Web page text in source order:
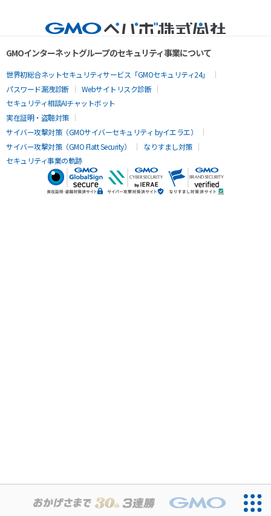
GMOインターネットグループのセキュリティ事業について
世界初総合ネットセキュリティサービス「GMOセキュリティ24」
パスワード漏洩診断
Webサイトリスク診断
セキュリティ相談AIチャットボット
実在証明・盗聴対策
サイバー攻撃対策（GMOサイバーセキュリティ byイエラエ）
サイバー攻撃対策（GMO Flatt Security）
なりすまし対策
セキュリティ事業の軌跡